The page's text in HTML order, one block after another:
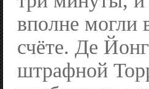
вполне могли
счёте. Де
штрафной